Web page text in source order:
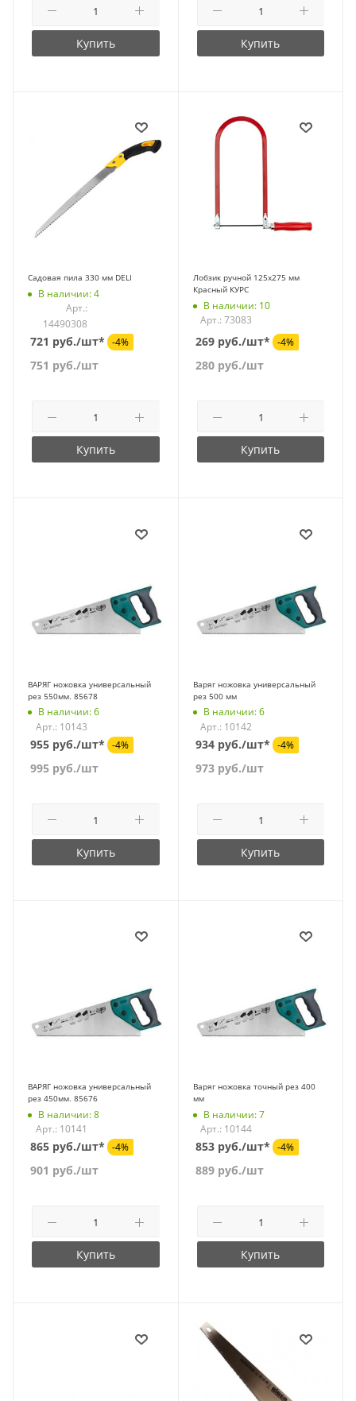
Купить Купить
Садовая пила 330 мм DELI
В наличии: 4
Арт.:
14490308
721 руб./шт* -4%
751 руб./шт
Купить
Лобзик ручной 125х275 мм
Красный КУРС
В наличии: 10
Арт.: 73083
269 руб./шт* -4%
280руб./шт
Купить
ВАРЯГ ножовка универсальный
рез 550мм. 85678
В наличии: 6
Арт.: 10143
955 руб./шт* -4%
995 руб./шт
Купить
Варяг ножовка универсальный
рез 500 мм
В наличии: 6
Арт.: 10142
934 руб./шт* -4%
973руб./шт
Купить
ВАРЯГ ножовка универсальный
рез 450мм. 85676
В наличии: 8
Арт.: 10141
865 руб./шт* -4%
901 руб./шт
Купить
Варяг ножовка точный рез 400
мм
В наличии: 7
Арт.: 10144
853 руб./шт* -4%
889руб./шт
Купить